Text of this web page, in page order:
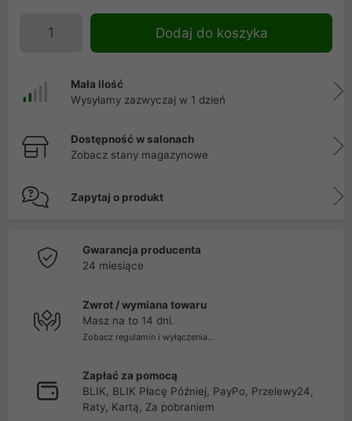
Dodaj do koszyka
Mała ilość
Wysyłamy zazwyczaj w 1 dzień
Dostępność w salonach
Zobacz stany magazynowe
Zapytaj o produkt
Gwarancja producenta
24 miesiące
Zwrot / wymiana towaru
Masz na to 14 dni.
Zobacz regulamin i wyłączenia...
Zapłać za pomocą
BLIK, BLIK Płacę Później, PayPo, Przelewy24,
Raty, Kartą, Za pobraniem